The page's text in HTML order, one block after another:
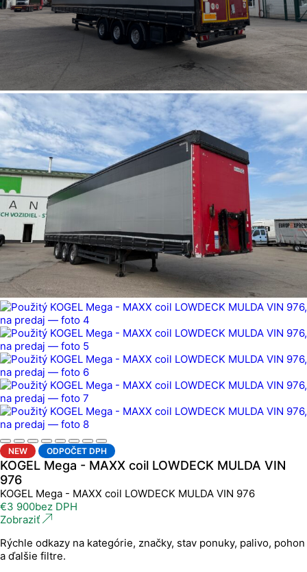
NEW ODPOČET DPH
KOGEL Mega - MAXX coil LOWDECK MULDA VIN
976
KOGEL Mega - MAXX coil LOWDECK MULDA VIN 976
€3 900bez DPH
Zobraziť
Rýchle odkazy na kategórie, značky, stav ponuky, palivo, pohon
a ďalšie filtre.